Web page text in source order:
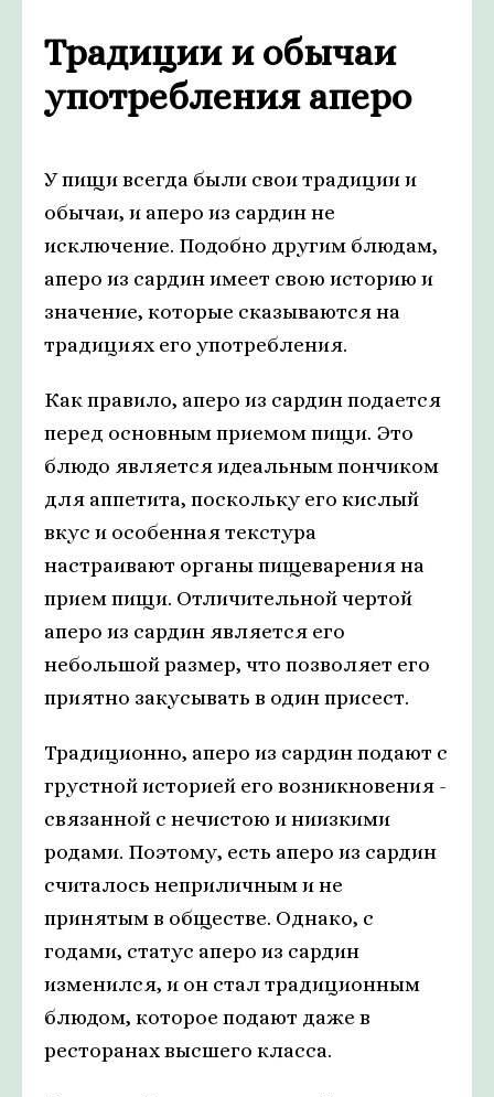
Традиции и обычаи
употребления аперо
У пищи всегда были свои традиции и
обычаи, и аперо из сардин не
исключение. Подобно другим блюдам,
аперо из сардин имеет свою историю и
значение, которые сказываются на
традициях его употребления.
Как правило, аперо из сардин подается
перед основным приемом пищи. Это
блюдо является идеальным пончиком
для аппетита, поскольку его кислый
вкус и особенная текстура
настраивают органы пищеварения на
прием пищи. Отличительной чертой
аперо из сардин является его
небольшой размер, что позволяет его
приятно закусывать в один присест.
Традиционно, аперо из сардин подают с
грустной историей его возникновения -
связанной с нечистою и ниизкими
родами. Поэтому, есть аперо из сардин
считалось неприличным и не
принятым в обществе. Однако, с
годами, статус аперо из сардин
изменился, и он стал традиционным
блюдом, которое подают даже в
ресторанах высшего класса.